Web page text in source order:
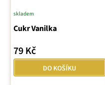
Cukr Vanilka
skladem
79 Kč
DO KOŠÍKU